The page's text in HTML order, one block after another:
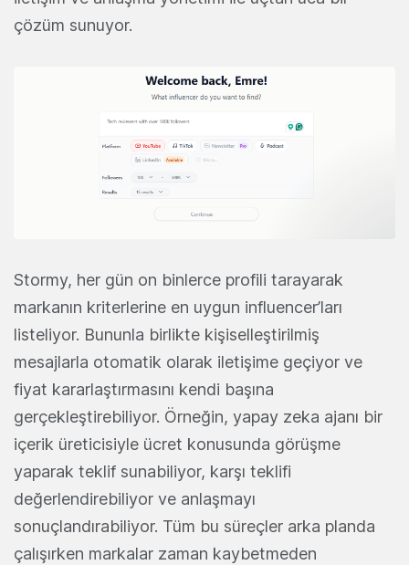
çözüm sunuyor.
Stormy, her gün on binlerce profili tarayarak
markanın kriterlerine en uygun influencer’ları
listeliyor. Bununla birlikte kişiselleştirilmiş
mesajlarla otomatik olarak iletişime geçiyor ve
fiyat kararlaştırmasını kendi başına
gerçekleştirebiliyor. Örneğin, yapay zeka ajanı bir
içerik üreticisiyle ücret konusunda görüşme
yaparak teklif sunabiliyor, karşı teklifi
değerlendirebiliyor ve anlaşmayı
sonuçlandırabiliyor. Tüm bu süreçler arka planda
çalışırken markalar zaman kaybetmeden